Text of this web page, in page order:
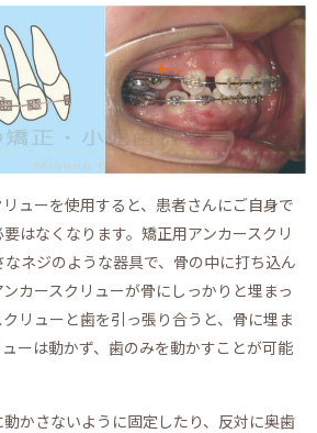
ューを使用すると、患者さんにご自身で
はなくなります。矯正用アンカースクリ
ネジのような器具で、骨の中に打ち込ん
カースクリューが骨にしっかりと埋まっ
リューと歯を引っ張り合うと、骨に埋ま
ーは動かず、歯のみを動かすことが可能
かさないように固定したり、反対に奥歯